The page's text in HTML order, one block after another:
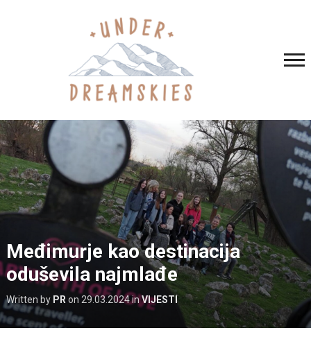
Međimurje kao destinacija
oduševila najmlađe
Written by PR on 29.03.2024in VIJESTI